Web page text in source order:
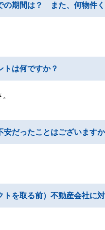
の期間は？ また、何物件
トは何ですか？
安だったことはございます
トを取る前）不動産会社に